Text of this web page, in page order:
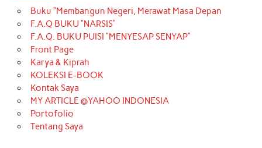
Buku “Membangun Negeri, Merawat Masa Depan
F.A.Q BUKU “NARSIS”
F.A.Q. BUKU PUISI “MENYESAP SENYAP”
Front Page
Karya & Kiprah
KOLEKSI E-BOOK
Kontak Saya
MY ARTICLE @YAHOO INDONESIA
Portofolio
Tentang Saya